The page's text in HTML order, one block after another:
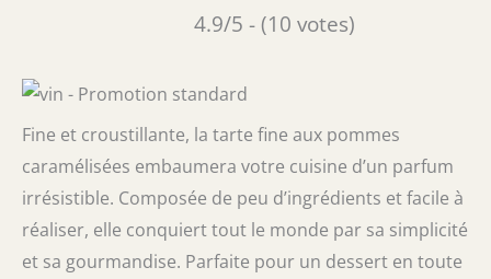
4.9/5 - (10 votes)
Fine et croustillante, la tarte fine aux pommes
caramélisées embaumera votre cuisine d’un parfum
irrésistible. Composée de peu d’ingrédients et facile à
réaliser, elle conquiert tout le monde par sa simplicité
et sa gourmandise. Parfaite pour un dessert en toute